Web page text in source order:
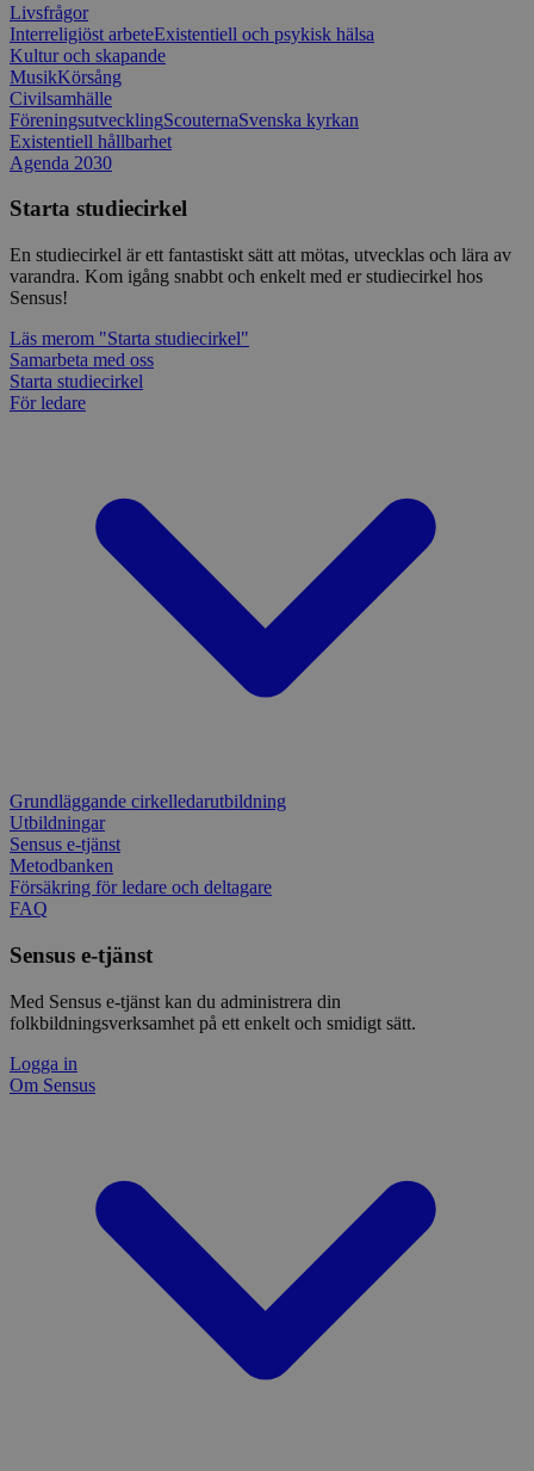
Livsfrågor
Interreligiöst arbeteExistentiell och psykisk hälsa
Kultur och skapande
MusikKörsång
Civilsamhälle
FöreningsutvecklingScouternaSvenska kyrkan
Existentiell hållbarhet
Agenda 2030
Starta studiecirkel
En studiecirkel är ett fantastiskt sätt att mötas, utvecklas och lära av
varandra. Kom igång snabbt och enkelt med er studiecirkel hos
Sensus!
Läs merom "Starta studiecirkel"
Samarbeta med oss
Starta studiecirkel
För ledare
Grundläggande cirkelledarutbildning
Utbildningar
Sensus e-tjänst
Metodbanken
Försäkring för ledare och deltagare
FAQ
Sensus e-tjänst
Med Sensus e-tjänst kan du administrera din
folkbildningsverksamhet på ett enkelt och smidigt sätt.
Logga in
Om Sensus